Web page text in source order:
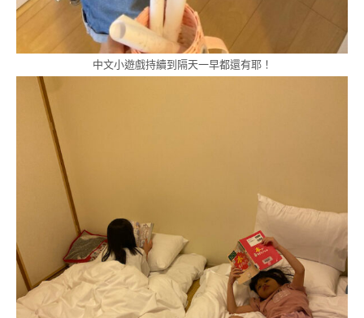
中文小遊戲持續到隔天一早都還有耶！